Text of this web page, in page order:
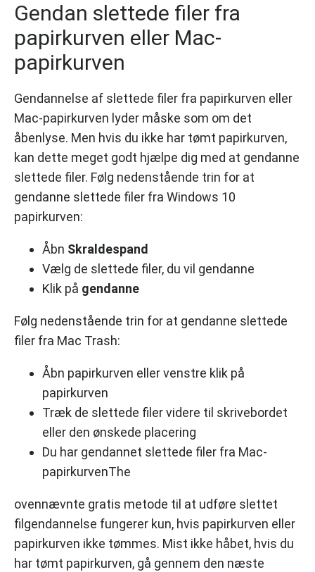
Gendan slettede filer fra
papirkurven eller Mac-
papirkurven
Gendannelse af slettede filer fra papirkurven eller
Mac-papirkurven lyder måske som om det
åbenlyse. Men hvis du ikke har tømt papirkurven,
kan dette meget godt hjælpe dig med at gendanne
slettede filer. Følg nedenstående trin for at
gendanne slettede filer fra Windows 10
papirkurven:
Åbn Skraldespand
Vælg de slettede filer, du vil gendanne
Klik på gendanne
Følg nedenstående trin for at gendanne slettede
filer fra Mac Trash:
Åbn papirkurven eller venstre klik på
papirkurven
Træk de slettede filer videre til skrivebordet
eller den ønskede placering
Du har gendannet slettede filer fra Mac-
papirkurvenThe
ovennævnte gratis metode til at udføre slettet
filgendannelse fungerer kun, hvis papirkurven eller
papirkurven ikke tømmes. Mist ikke håbet, hvis du
har tømt papirkurven, gå gennem den næste